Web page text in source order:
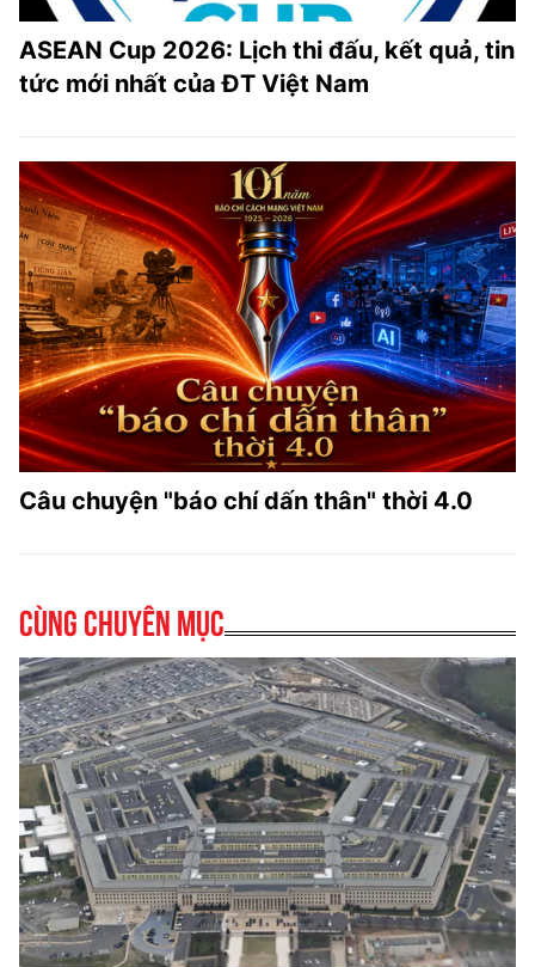
ASEAN Cup 2026: Lịch thi đấu, kết quả, tin
tức mới nhất của ĐT Việt Nam
Câu chuyện "báo chí dấn thân" thời 4.0
Cùng chuyên mục